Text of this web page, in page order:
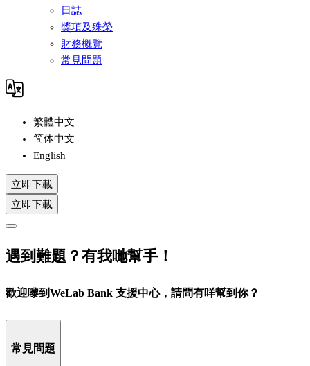
日誌
獎項及殊榮
財務概覽
常見問題
繁體中文
简体中文
English
立即下載
立即下載
遇到難題？有我哋幫手！
歡迎嚟到WeLab Bank 支援中心，請問有咩幫到你？
常見問題